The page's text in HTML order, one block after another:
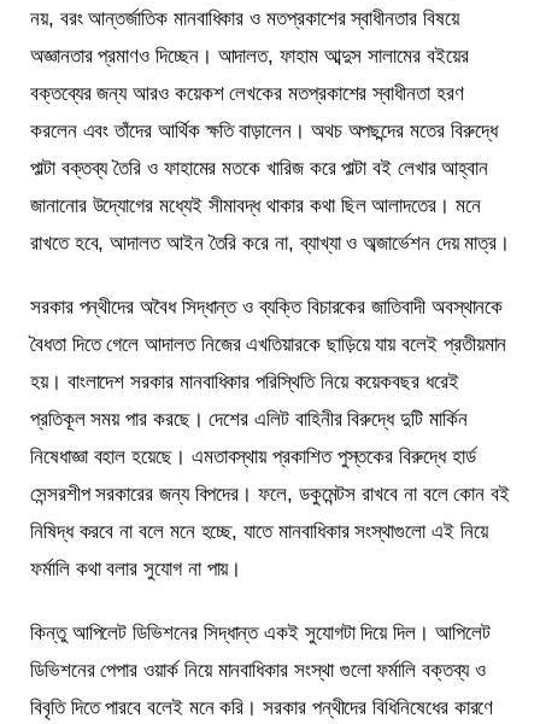
নয়, বরং আন্তর্জাতিক মানবাধিকার ও মতপ্রকাশের স্বাধীনতার বিষয়ে
অজ্ঞানতার প্রমাণও দিচ্ছেন। আদালত, ফাহাম আব্দুস সালামের বইয়ের
বক্তব্যের জন্য আরও কয়েকশ লেখকের মতপ্রকাশের স্বাধীনতা হরণ
করলেন এবং তাঁদের আর্থিক ক্ষতি বাড়ালেন। অথচ অপছন্দের মতের বিরুদ্ধে
পাল্টা বক্তব্য তৈরি ও ফাহামের মতকে খারিজ করে পাল্টা বই লেখার আহ্বান
জানানোর উদ্যোগের মধ্যেই সীমাবদ্ধ থাকার কথা ছিল আলাদতের। মনে
রাখতে হবে, আদালত আইন তৈরি করে না, ব্যাখ্যা ও অব্জার্ভেশন দেয় মাত্র।
সরকার পন্থীদের অবৈধ সিদ্ধান্ত ও ব্যক্তি বিচারকের জাতিবাদী অবস্থানকে
বৈধতা দিতে গেলে আদালত নিজের এখতিয়ারকে ছাড়িয়ে যায় বলেই প্রতীয়মান
হয়। বাংলাদেশ সরকার মানবাধিকার পরিস্থিতি নিয়ে কয়েকবছর ধরেই
প্রতিকূল সময় পার করছে। দেশের এলিট বাহিনীর বিরুদ্ধে দুটি মার্কিন
নিষেধাজ্ঞা বহাল হয়েছে। এমতাবস্থায় প্রকাশিত পুস্তকের বিরুদ্ধে হার্ড
সেন্সরশীপ সরকারের জন্য বিপদের। ফলে, ডকুমেন্টস রাখবে না বলে কোন বই
নিষিদ্ধ করবে না বলে মনে হচ্ছে, যাতে মানবাধিকার সংস্থাগুলো এই নিয়ে
ফর্মালি কথা বলার সুযোগ না পায়।
কিন্তু আপিলেট ডিভিশনের সিদ্ধান্ত একই সুযোগটা দিয়ে দিল। আপিলেট
ডিভিশনের পেপার ওয়ার্ক নিয়ে মানবাধিকার সংস্থা গুলো ফর্মালি বক্তব্য ও
বিবৃতি দিতে পারবে বলেই মনে করি। সরকার পন্থীদের বিধিনিষেধের কারণে